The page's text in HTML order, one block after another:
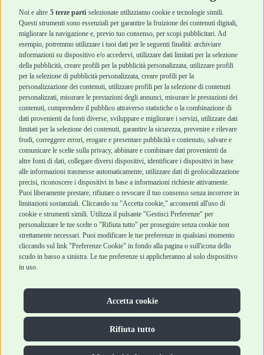
Noi e altre 5 terze parti selezionate utilizziamo cookie e tecnologie simili.
Questi strumenti sono essenziali per garantire la fruizione dei contenuti digitali,
migliorare la navigazione e, previo tuo consenso, per scopi pubblicitari. Ad
esempio, potremmo utilizzare i tuoi dati per le seguenti finalità: archiviare
informazioni su dispositivo e/o accedervi, utilizzare dati limitati per la selezione
della pubblicità, creare profili per la pubblicità personalizzata, utilizzare profili
per la selezione di pubblicità personalizzata, creare profili per la
personalizzazione dei contenuti, utilizzare profili per la selezione di contenuti
personalizzati, misurare le prestazioni degli annunci, misurare le prestazioni dei
contenuti, comprendere il pubblico attraverso statistiche o la combinazione di
dati provenienti da fonti diverse, sviluppare e migliorare i servizi, utilizzare dati
limitati per la selezione dei contenuti, garantire la sicurezza, prevenire e rilevare
frodi, correggere errori, erogare e presentare pubblicità e contenuto, salvare e
comunicare le scelte sulla privacy, abbinare e combinare dati provenienti da
altre fonti di dati, collegare diversi dispositivi, identificare i dispositivi in base
alle informazioni trasmesse automaticamente, utilizzare dati di geolocalizzazione
precisi, riconoscere i dispositivi in base a informazioni richieste attivamente.
Puoi liberamente prestare, rifiutare o revocare il tuo consenso senza incorrere in
limitazioni sostanziali. Cliccando su "Accetta cookie," acconsenti all'uso di
cookie e strumenti simili. Utilizza il pulsante "Gestisci Preferenze" per
personalizzare le tue scelte o "Rifiuta tutto" per proseguire senza cookie non
strettamente necessari. Puoi modificare le tue preferenze in qualsiasi momento
cliccando sul link "Preferenze Cookie" in fondo alla pagina o sull'icona dello
scudo in basso a sinistra. Le tue preferenze si applicheranno al solo dispositivo
in uso.
Accetta cookie
Rifiuta tutto
Accessori
Cani Mini
Top Quality
Accessori
Top Quality
Robinson Pet Shop
Chi siamo
Punti vendita
Marchi
Blog
Assistenza Robinson
Pet Shop
Offerte
Promozioni
Recensioni Feedaty
Acquisti sicuri
Termini e condizioni
di vendita
Cashback
Metodi di
pagamento
Recesso e Reso
Spedizioni
Robinson Pet Shop S.r.l.
Via V. Giovanni Schiaparelli, 21 – 47122 Forlì (FC)
P.iva 04095130409 | REA: FO 329541
info@robinsonpetshop.it | Tel. 0543 096850
Copyright © 2025 Robinsonpetshop.it s.r.l. – Tutti i diritti
Privacy Policy|Cookie Policy